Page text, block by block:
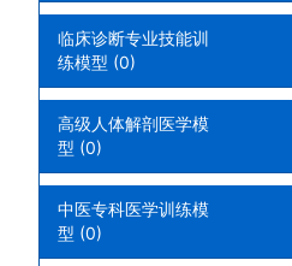
临床诊断专业技能训
练模型 (0)
高级人体解剖医学模
型 (0)
中医专科医学训练模
型 (0)